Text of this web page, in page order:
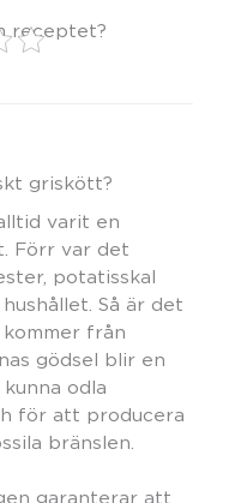
receptet?
griskött?
varit en
Förr var det
potatisskal
Så är det
från
gödsel blir en
odla
för att producera
bränslen.
garanterar att